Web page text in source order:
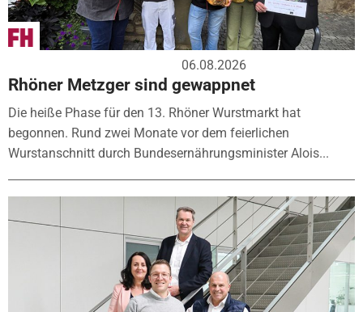
06.08.2026
Rhöner Metzger sind gewappnet
Die heiße Phase für den 13. Rhöner Wurstmarkt hat
begonnen. Rund zwei Monate vor dem feierlichen
Wurstanschnitt durch Bundesernährungsminister Alois...